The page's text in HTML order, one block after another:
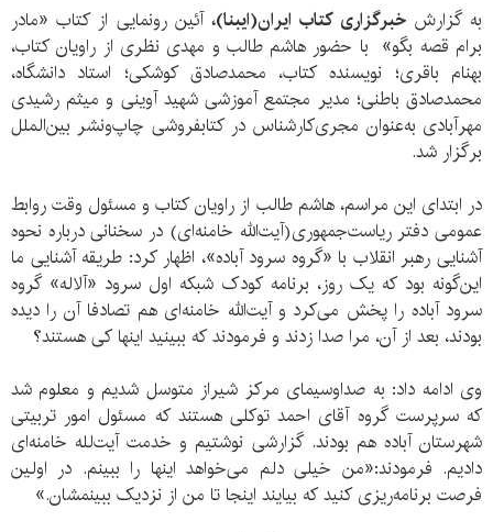
به گزارشخبرگزاری کتاب ایران(ایبنا)،آئین رونمایی از کتاب‌ «مادر
برام قصه بگو» با حضور هاشم طالب و مهدی نظری از راویان کتاب،
بهنام باقری؛ نویسنده کتاب، محمدصادق کوشکی؛ استاد دانشگاه،
محمدصادق باطنی؛ مدیر مجتمع آموزشی شهید آوینی و میثم رشیدی
مهرآبادی به‌عنوان مجری‌کارشناس در کتابفروشی چاپ‌ونشر بین‌الملل
برگزار شد.
در ابتدای این مراسم، هاشم طالب از راویان کتاب و مسئول وقت روابط
عمومی دفتر ریاست‌جمهوری(آیت‌الله خامنه‌ای) در سخنانی درباره نحوه
آشنایی رهبر انقلاب با «گروه سرود آباده»، اظهار کرد: طریقه آشنایی ما
این‌گونه بود که یک روز، برنامه کودک شبکه اول سرود «آلاله» گروه
سرود آباده را پخش می‌کرد و آیت‌الله خامنه‌ای هم تصادفا آن را دیده
بودند، بعد از آن، مرا صدا زدند و فرمودند که ببینید اینها کی هستند؟
وی ادامه داد: به صداوسیمای مرکز شیراز متوسل شدیم و معلوم شد
که سرپرست گروه آقای احمد توکلی هستند که مسئول امور تربیتی
شهرستان آباده هم بودند. گزارشی نوشتیم و خدمت آیت‌لله خامنه‌ای
دادیم. فرمودند:«من خیلی دلم می‌خواهد اینها را ببینم. در اولین
فرصت برنامه‌ریزی کنید که بیایند اینجا تا من از نزدیک ببینمشان.»